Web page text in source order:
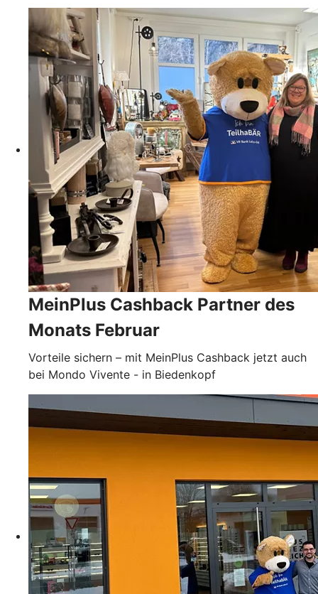
MeinPlus Cashback Partner des
Monats Februar
Vorteile sichern – mit MeinPlus Cashback jetzt auch
bei Mondo Vivente - in Biedenkopf